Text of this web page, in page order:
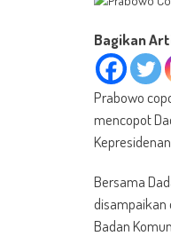
Bagikan
Prabowo
mencopot
Bersama
disampaikan
Badan